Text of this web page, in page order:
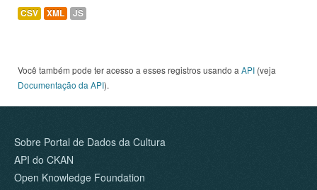
CSV XML JS
Você também pode ter acesso a esses registros usando a API (veja
Documentação da API).
Sobre Portal de Dados da Cultura
API do CKAN
Open Knowledge Foundation